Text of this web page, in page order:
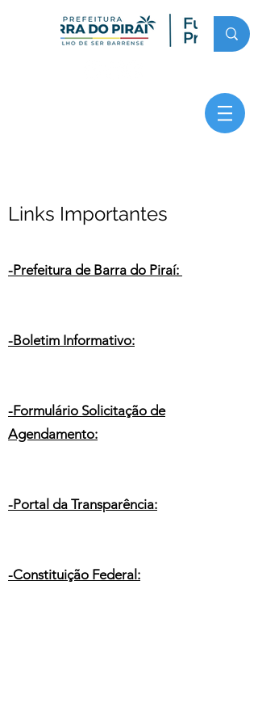
Links Importantes
-Prefeitura de Barra do Piraí:
-Boletim Informativo:
-Formulário Solicitação de
Agendamento:
-Portal da Transparência:
-Constituição Federal: